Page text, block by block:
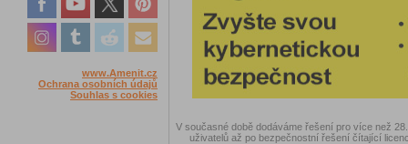
www.Amenit.cz
Ochrana osobních údajů
Souhlas s cookies
V současné době dodáváme řešení pro více než
uživatelů až po bezpečnostní řešení čítající